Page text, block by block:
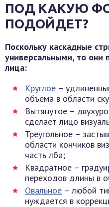
ПОД КАКУЮ
ПОДОЙДЕТ?
Поскольку каскадные
универсальными, то они
лица:
Круглое –
объема в области
Вытянутое –
сделает лицо
Треугольное –
области кончиков
часть лба;
Квадратное –
переходов длины в
Овальное – любой
нуждается в